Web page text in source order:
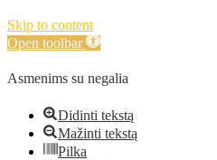
Skip to content
Open toolbar
Asmenims su negalia
Didinti tekstą
Mažinti tekstą
Pilka